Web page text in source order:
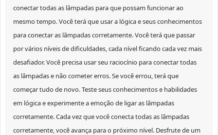
conectar todas as lâmpadas para que possam funcionar ao
mesmo tempo. Você terá que usar a lógica e seus conhecimentos
para conectar as lâmpadas corretamente. Você terá que passar
por vários níveis de dificuldades, cada nível ficando cada vez mais
desafiador. Você precisa usar seu raciocínio para conectar todas
as lâmpadas e não cometer erros. Se você errou, terá que
começar tudo de novo. Teste seus conhecimentos e habilidades
em lógica e experimente a emoção de ligar as lâmpadas
corretamente. Cada vez que você conecta todas as lâmpadas
corretamente, você avança para o próximo nível. Desfrute de um